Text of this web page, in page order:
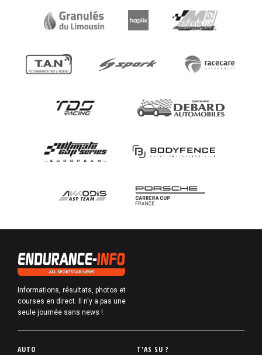
Informations, résultats, photos et
courses en direct. Il n'y a pas une
seule journée sans news !
P
AUTO T'AS SU ?